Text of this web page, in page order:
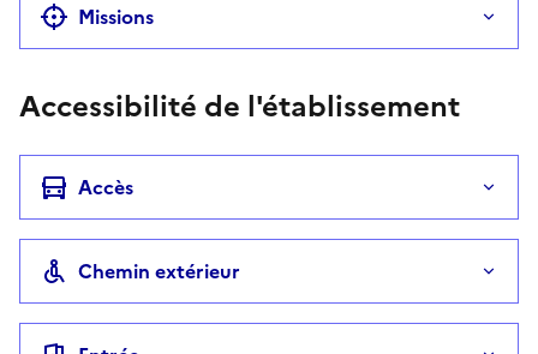
Missions
Accessibilité de l'établissement
Accès
Chemin extérieur